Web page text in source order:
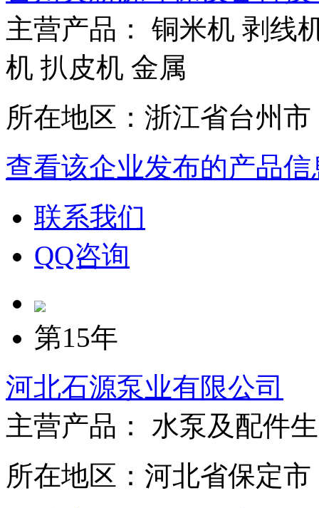
主营产品： 铜米机 剥线
机 扒皮机 金属
所在地区：浙江省台州市
查看该企业发布的产品信
联系我们
QQ咨询
第15年
河北石源泵业有限公司
主营产品： 水泵及配件
所在地区：河北省保定市